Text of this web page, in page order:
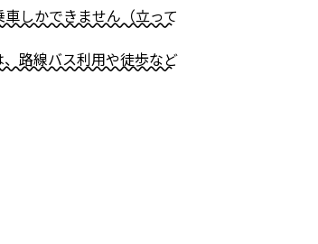
しかできません（立って
路線バス利用や徒歩など